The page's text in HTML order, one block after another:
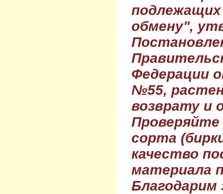
обмену",
Федерации
№55,
возврату и
Проверяйте
сорта
качество
материала
Благодарим